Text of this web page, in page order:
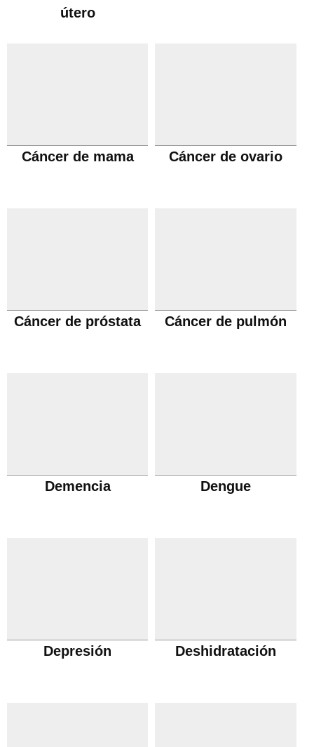
útero
Cáncer de mama Cáncer de ovario
Cáncer de próstata Cáncer de pulmón
Demencia Dengue
Depresión Deshidratación